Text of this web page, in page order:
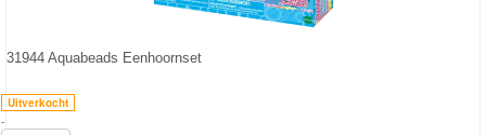
31944 Aquabeads Eenhoornset
Uitverkocht
-